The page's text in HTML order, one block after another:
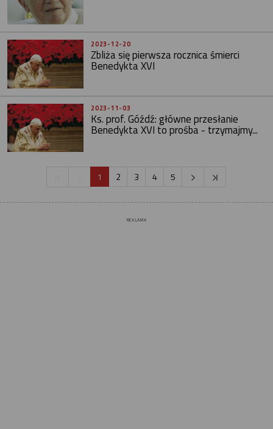
2023-12-20
Zbliża się pierwsza rocznica śmierci
Benedykta XVI
2023-11-03
Ks. prof. Góźdź: główne przesłanie
Benedykta XVI to prośba - trzymajmy...
1 2 3 4 5
REKLAMA